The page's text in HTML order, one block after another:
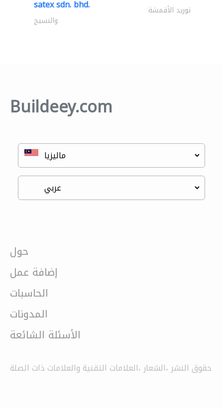
satex sdn. bhd. توريد الأقمشة
والنسيج
Buildeey.com
حول
إضافة عمل
الحاسبات
المدونات
الأسئلة الشائعة
حقوق النشر ،الشعار ،العلامات التقنية والعلامات ذات الصلة